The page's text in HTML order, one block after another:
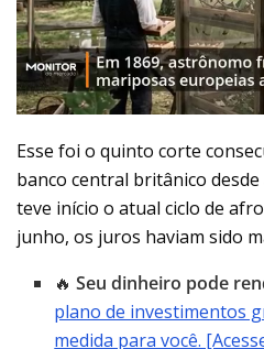
Esse foi o quinto corte
banco central britânico
teve início o atual ciclo de
junho, os juros haviam sido
🔥Seu dinheiro pode
plano de investimentos
medida para você.